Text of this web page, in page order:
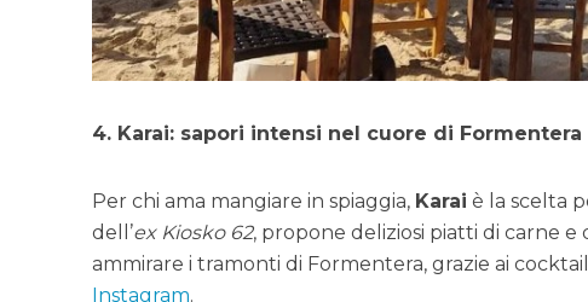
4. Karai: sapori intensi nel cuore di Formentera
Per chi ama mangiare in spiaggia, Karai è la scelta
dell’ex Kiosko 62, propone deliziosi piatti di carne
ammirare i tramonti di Formentera, grazie ai
Instagram.